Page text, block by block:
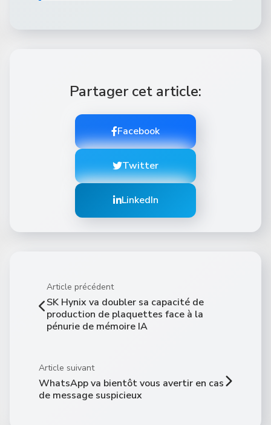
Partager cet article:
Facebook
Twitter
LinkedIn
Article précédent
SK Hynix va doubler sa capacité de
production de plaquettes face à la
pénurie de mémoire IA
Article suivant
WhatsApp va bientôt vous avertir en cas
de message suspicieux